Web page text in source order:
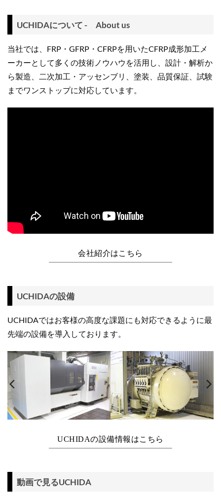
UCHIDAについて - About us
当社では、FRP・GFRP・CFRPを用いたCFRP成形加工メ
ーカーとして多くの技術ノウハウを活用し、設計・解析か
ら製造、二次加工・アッセンブリ、塗装、品質保証、試験
までワンストップに対応しています。
会社紹介はこちら
UCHIDAの設備
UCHIDAではお客様の高度な課題にも対応できるように最
先端の設備を導入しております。
UCHIDAの設備情報はこちら
動画で見るUCHIDA